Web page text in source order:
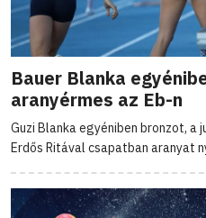
Bauer Blanka
aranyérmes az Eb-n
Guzi Blanka egyéniben bronzot, a
Erdős Ritával csapatban aranyat